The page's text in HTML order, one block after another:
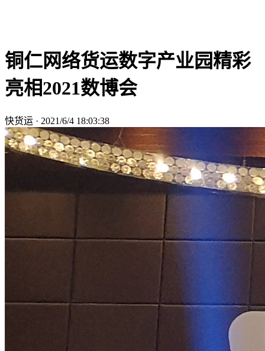
铜仁网络货运数字产业园精彩
亮相2021数博会
快货运 · 2021/6/4 18:03:38